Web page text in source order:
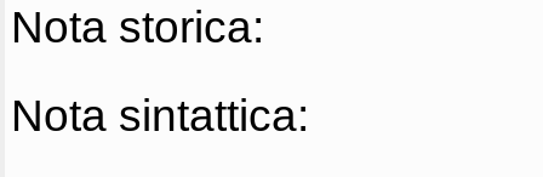
Nota storica:
Nota sintattica: